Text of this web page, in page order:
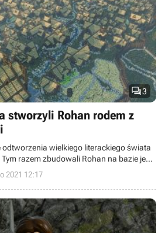
3
stworzyli Rohan rodem z
wielkiego literackiego świata
razem zbudowali Rohan na bazie jego
2021 12:17